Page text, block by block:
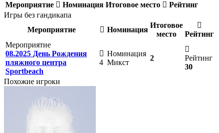
Мероприятие
Номинация Итоговое место
Рейтинг
Игры без гандикапа
Мероприятие
Номинация
Итоговое
место
Рейтинг
Мероприятие
08.2025 День Рождения
пляжного центра
Sportbeach
4
Номинация
Микст
2
Рейтинг
30
Похожие игроки